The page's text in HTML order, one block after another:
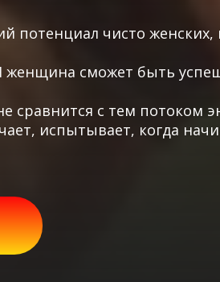
потенциал чисто
женщина сможет быть
сравнится с тем потоком
испытывает, когда